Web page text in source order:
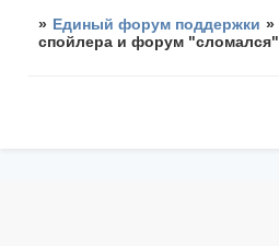
» Единый форум поддержки »
спойлера и форум "сломался"